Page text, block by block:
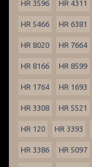
HR 3596 HR 4311
HR 5466 HR 6381
HR 8020 HR 7664
HR 8166 HR 8599
HR 1764 HR 1693
HR 3308 HR 5521
HR 120 HR 3393
HR 3386 HR 5097